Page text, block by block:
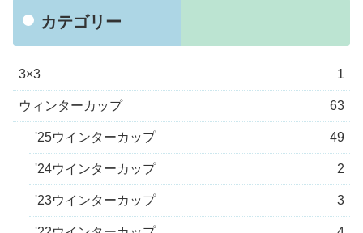
カテゴリー
3×3 1
ウィンターカップ 63
'25ウインターカップ 49
'24ウインターカップ 2
'23ウインターカップ 3